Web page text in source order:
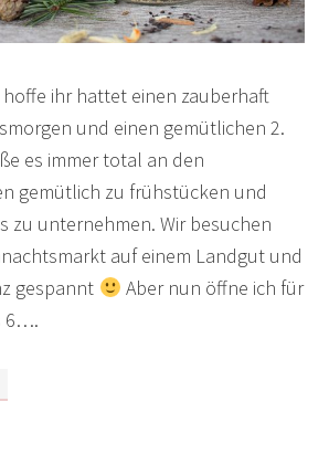
hoffe ihr hattet einen zauberhaft
und einen gemütlichen 2.
es immer total an den
gemütlich zu frühstücken und
zu unternehmen. Wir besuchen
auf einem Landgut und
gespannt
Aber nun öffne ich für
6….